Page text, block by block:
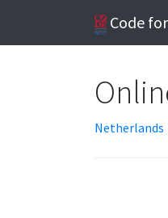
Code
Netherlands